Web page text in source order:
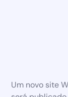
Um novo site